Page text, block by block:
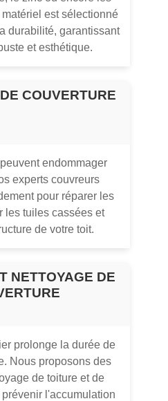
est sélectionné
durabilité, garantissant
et esthétique.
COUVERTURE
endommager
experts couvreurs
pour réparer les
les tuiles cassées et
de votre toit.
NETTOYAGE DE
prolonge la durée de
Nous proposons des
de toiture et de
l'accumulation